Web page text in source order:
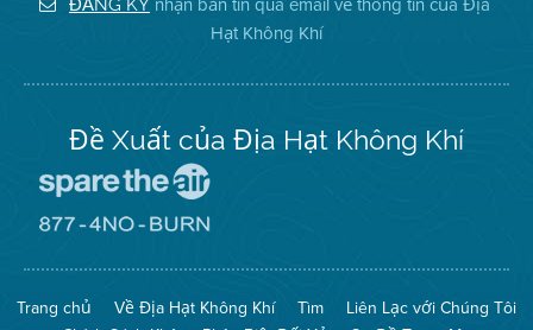
Không
Địa
Hạt
Không
Khí
ĐĂNG KÝ nhận bản tin qua email về thông tin của Địa
Hạt Không Khí
Đề Xuất của Địa Hạt Không Khí
The
(Bảo
Toàn
Mạng
No
Burn
Trang chủ Về Địa Hạt Không Khí Tìm
Liên Lạc với Chúng Tôi